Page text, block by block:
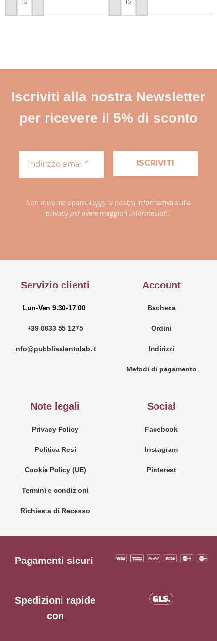
PERSONALIZZA PERSONALIZZA
Iscriviti alla nostra Newsletter
per ricevere il 5% di sconto
Non inviamo spam! Leggi la nostra Informativa sulla
privacy per avere maggiori informazioni.
Servizio clienti
Lun-Ven 9.30-17.00
+39 0833 55 1275
info@pubblisalentolab.it
Account
Bacheca
Ordini
Indirizzi
Metodi di pagamento
Note legali
Privacy Policy
Politica Resi
Cookie Policy (UE)
Termini e condizioni
Richiesta di Recesso
Social
Facebook
Instagram
Pinterest
Pagamenti sicuri
Spedizioni rapide
con